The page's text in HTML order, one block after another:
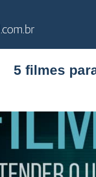
5 filmes